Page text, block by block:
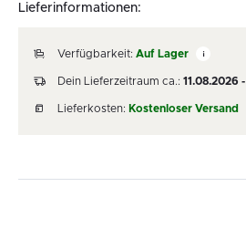
Lieferinformationen:
Verfügbarkeit: Auf Lager
Dein Lieferzeitraum ca.: 11.08.2026
Lieferkosten: Kostenloser Versand